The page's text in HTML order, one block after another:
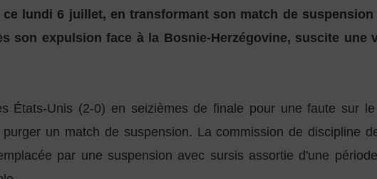
lundi 6 juillet, en transformant son match de
son expulsion face à la Bosnie-Herzégovine, suscite une
États-Unis (2-0) en seizièmes de finale pour une faute sur le
un match de suspension. La commission de discipline
par une suspension avec sursis assortie d'une